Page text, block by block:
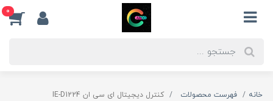
0
خانه فهرست محصولات کنترل دیجیتال ای سی ان IE-D1224